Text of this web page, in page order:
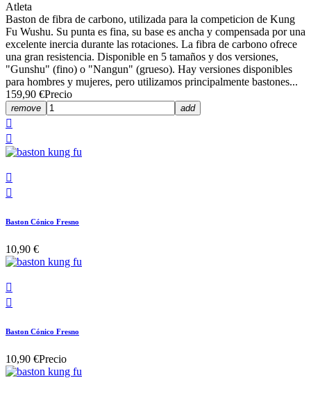
Atleta
Baston de fibra de carbono, utilizada para la competicion de Kung
Fu Wushu. Su punta es fina, su base es ancha y compensada por una
excelente inercia durante las rotaciones. La fibra de carbono ofrece
una gran resistencia. Disponible en 5 tamaños y dos versiones,
"Gunshu" (fino) o "Nangun" (grueso). Hay versiones disponibles
para hombres y mujeres, pero utilizamos principalmente bastones...
159,90 €Precio
remove add




Baston Cónico Fresno
10,90 €


Baston Cónico Fresno
10,90 €Precio